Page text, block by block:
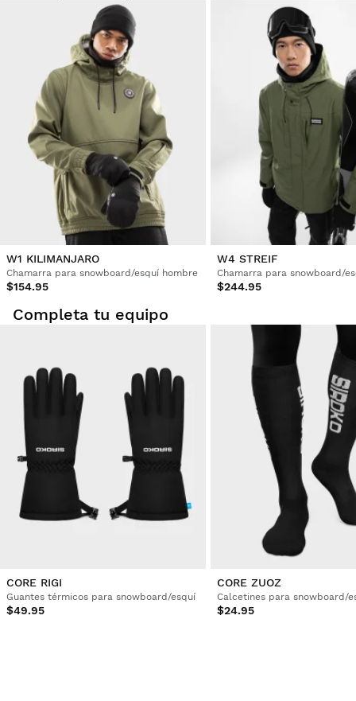
W1 KILIMANJARO
Chamarra para snowboard/esquí hombre
$154.95
W4 STREIF
Chamarra para snowboard/
$244.95
Completa tu equipo
CORE RIGI
Guantes térmicos para snowboard/esquí
$49.95
CORE ZUOZ
Calcetines para snowboard/
$24.95